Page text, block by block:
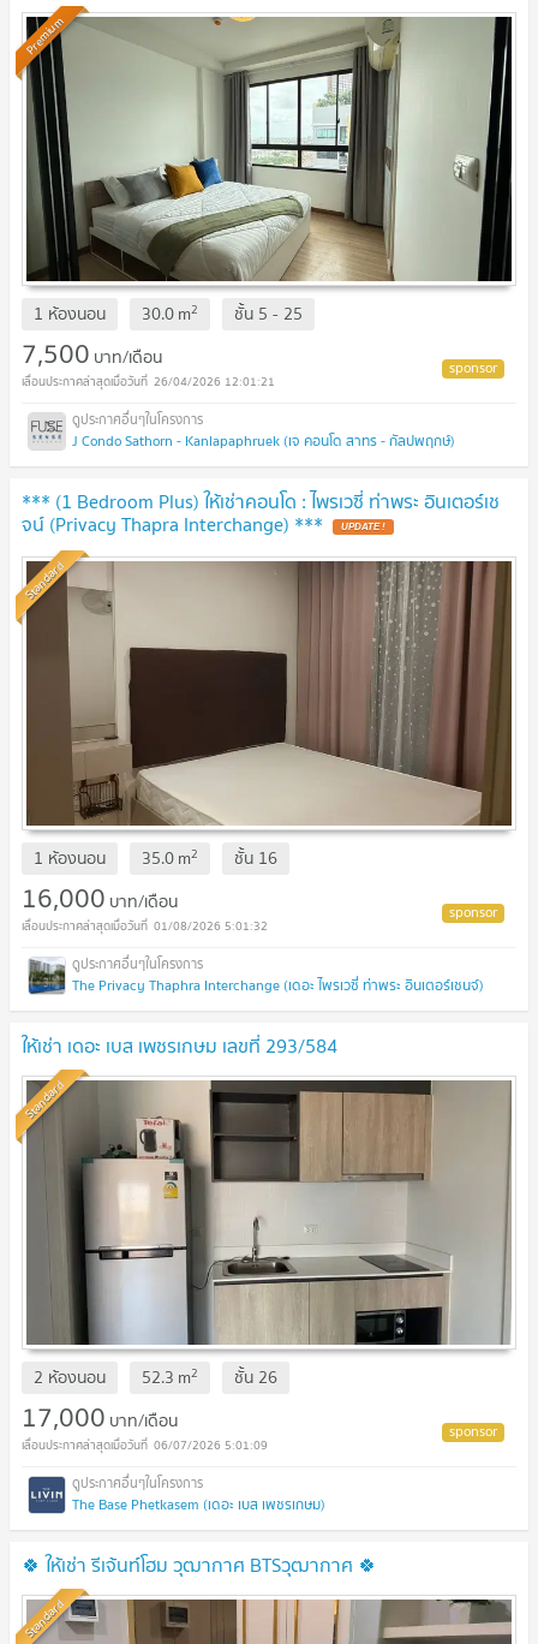
Premium
1 ห้องนอน 30.0m2 ชั้น 5 - 25
7,500 บาท/เดือน
26/04/2026 12:01:21
J Condo Sathorn - Kanlapaphruek (เจ คอนโด สาทร - กัลปพฤกษ์)
*** (1 Bedroom Plus) ให้เช่าคอนโด : ไพรเวซี่ ท่าพระ อินเตอร์เช
จน์ (Privacy Thapra Interchange) *** UPDATE !
Standard
1 ห้องนอน 35.0m2 ชั้น 16
16,000 บาท/เดือน
01/08/2026 5:01:32
The Privacy Thaphra Interchange (เดอะ ไพรเวซี่ ท่าพระ อินเตอร์เชนจ์)
ให้เช่า เดอะ เบส เพชรเกษม เลขที่ 293/584
Standard
2 ห้องนอน 52.3 m2 ชั้น 26
17,000 บาท/เดือน
06/07/2026 5:01:09
The Base Phetkasem (เดอะ เบส เพชรเกษม)
🍀 ให้เช่า รีเจ้นท์โฮม วุฒากาศ BTSวุฒากาศ 🍀
Standard